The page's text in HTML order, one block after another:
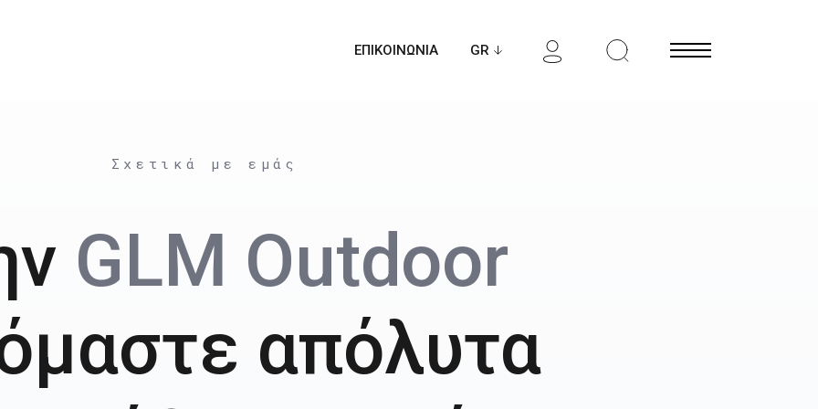
ΕΠΙΚΟΙΝΩΝΙΑ Open Menu
Σχετικά με εμάς
GLM Outdoor
απόλυτα